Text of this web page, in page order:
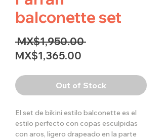
balconette set
MX$1,950.00 Regular
MX$1,365.00
Out of Stock
El set de bikini estilo balconette es el
estilo perfecto con copas esculpidas
con aros, ligero drapeado en la parte